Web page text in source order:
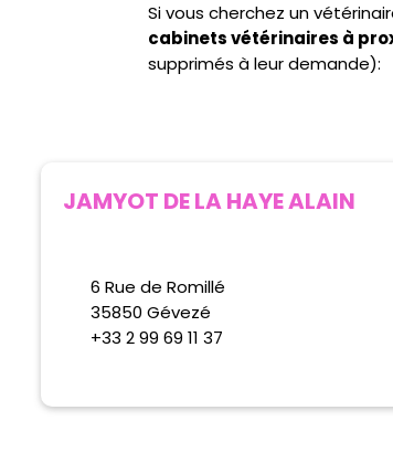
Si vous cherchez un
cabinets vétérinaires à
supprimés à leur demande):
JAMYOT DE LA HAYE ALAIN
6 Rue de Romillé
35850 Gévezé
+33 2 99 69 11 37